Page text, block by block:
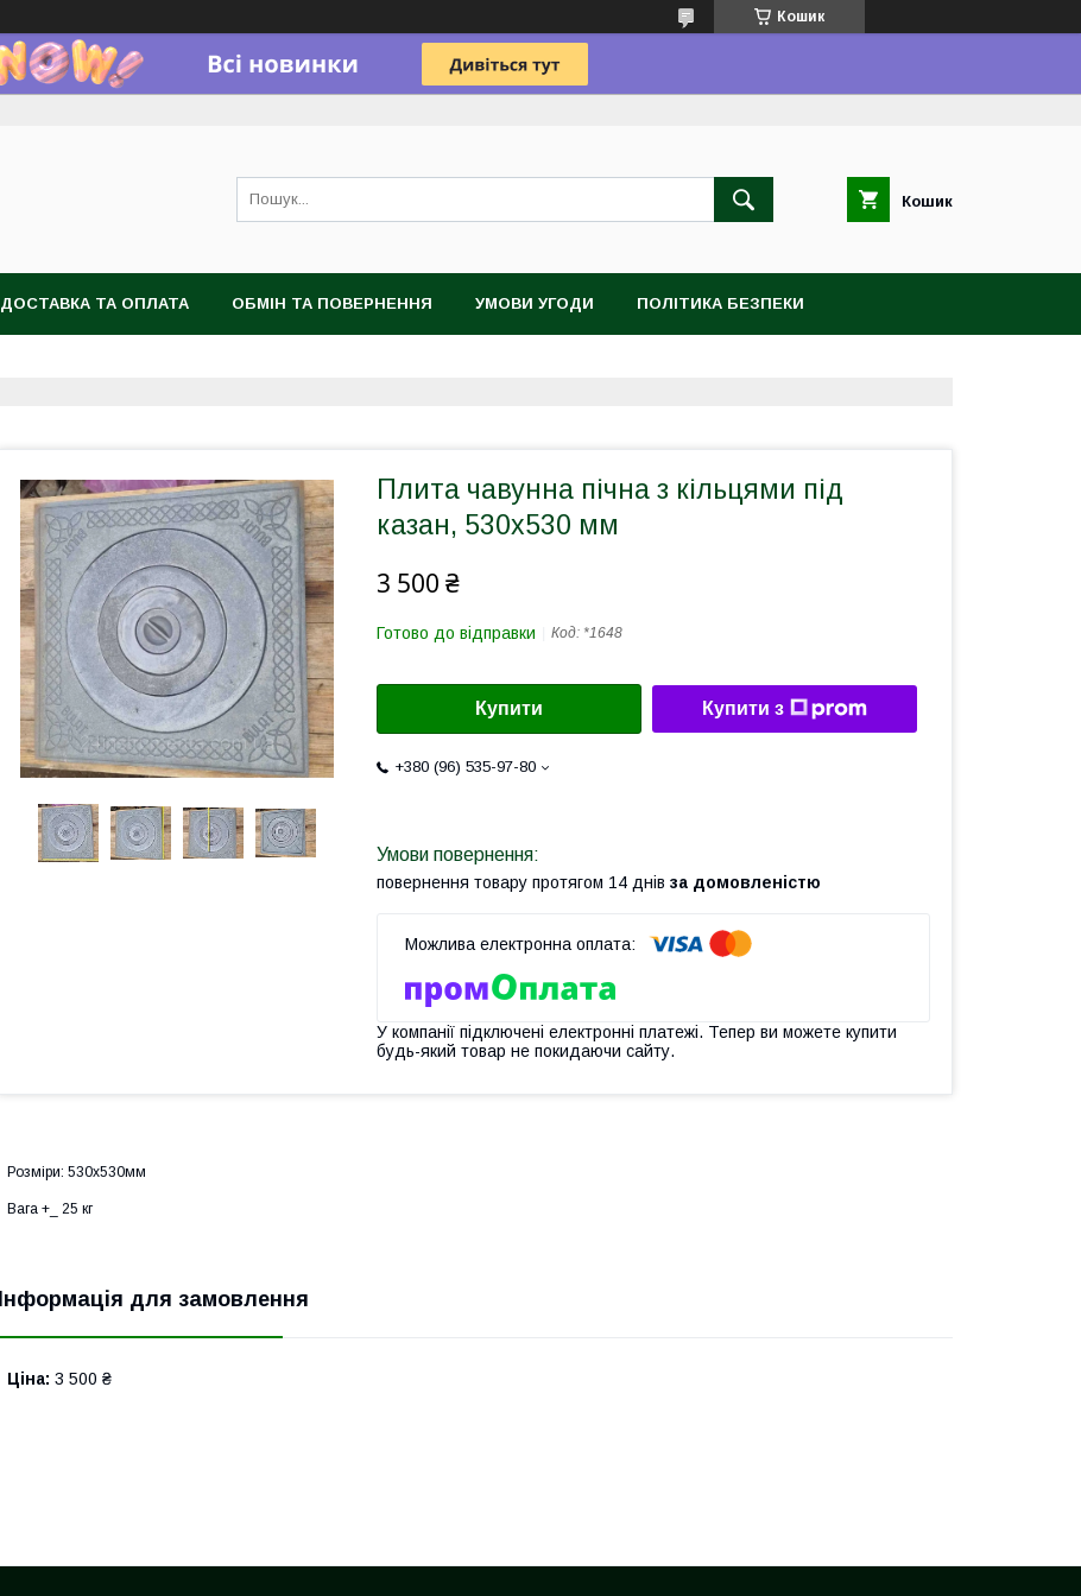
Кошик
Кошик
ДОСТАВКА ТА ОПЛАТА ОБМІН ТА ПОВЕРНЕННЯ УМОВИ УГОДИ ПОЛІТИКА БЕЗПЕКИ
Плита чавунна пічна з кільцями під
казан, 530х530 мм
3 500 ₴
Готово до відправки Код: *1648
Купити Купити з
+380 (96) 535-97-80
повернення товару протягом 14 днів за домовленістю
У компанії підключені електронні платежі. Тепер ви можете купити
будь-який товар не покидаючи сайту.
Розміри: 530х530мм
Вага +_ 25 кг
Інформація для замовлення
Ціна: 3 500 ₴